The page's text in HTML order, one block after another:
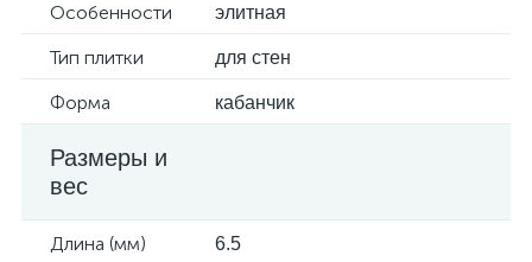
Особенности элитная
Тип плитки для стен
Форма кабанчик
Размеры и
вес
Длина (мм) 6.5